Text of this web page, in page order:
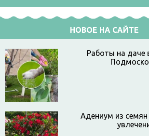
НОВОЕ НА САЙТЕ
Работы на даче
Адениум из семян